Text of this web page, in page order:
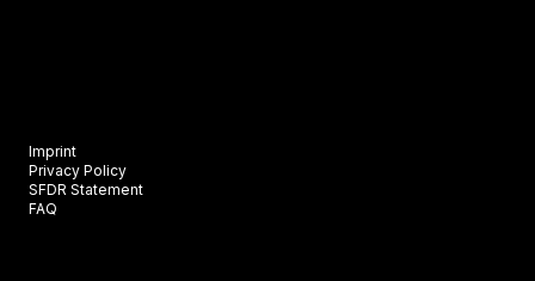
Imprint
Privacy Policy
SFDR Statement
FAQ